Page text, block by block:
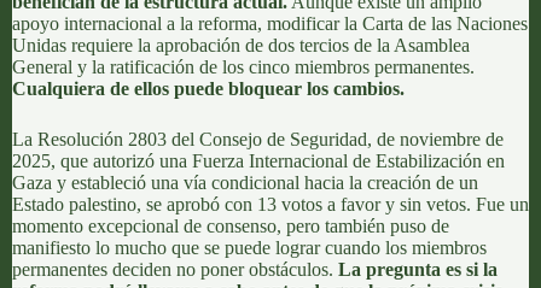
apoyo internacional a la reforma, modificar la Carta de las Naciones
Unidas requiere la aprobación de dos tercios de la Asamblea
General y la ratificación de los cinco miembros permanentes.
Cualquiera de ellos puede bloquear los cambios.
La Resolución 2803 del Consejo de Seguridad, de noviembre de
2025, que autorizó una Fuerza Internacional de Estabilización en
Gaza y estableció una vía condicional hacia la creación de un
Estado palestino, se aprobó con 13 votos a favor y sin vetos. Fue un
momento excepcional de consenso, pero también puso de
manifiesto lo mucho que se puede lograr cuando los miembros
permanentes deciden no poner obstáculos. La pregunta es si la